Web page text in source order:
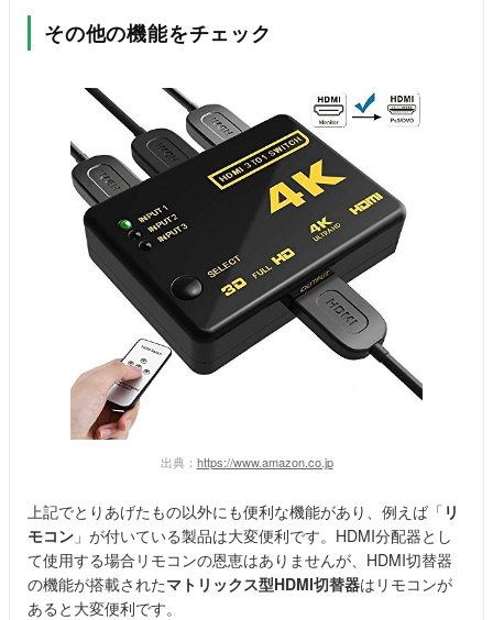
その他の機能をチェック
出典： https://www.amazon.co.jp
上記でとりあげたもの以外にも便利な機能があり、例えば「 リ
モコン 」が付いている製品は大変便利です。HDMI分配器とし
て使用する場合リモコンの恩恵はありませんが、HDMI切替器
の機能が搭載されたマトリックス型HDMI切替器はリモコンが
あると大変便利です。